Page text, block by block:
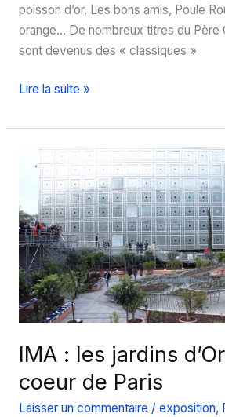
poisson d’or, Les bons amis, Poule
orange… De nombreux titres du Père
sont devenus des « classiques »
Moulins
Père
castor,
raconte-
nous
ton
histoire
Lire la suite »
IMA : les jardins
coeur de Paris
Laisser un commentaire / exposition,